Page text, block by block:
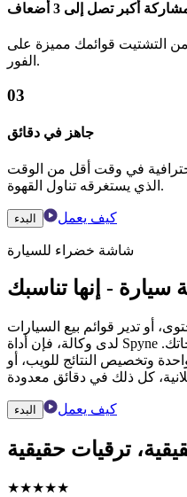
أكبر تصل إلى 3 أضعاف
من التشتيت قوائمك مميزة على
الفور.
03
جاهز في دقائق
احترافية في وقت أقل من الوقت
الذي يستغرقه تناول القهوة.
البدء كيف يعمل
شاشة خضراء للسيارة
سيارة - إنها تناسبك
أو تدير قوائم بيع السيارات
لدى وكالة، فإن أداة Spyne لإزالة خلفيات السيارات تُلبي احتياجاتك.
وتخصيص النتائج للويب، أو
البدء كيف يعمل
ترقيات حقيقية
★★★★★